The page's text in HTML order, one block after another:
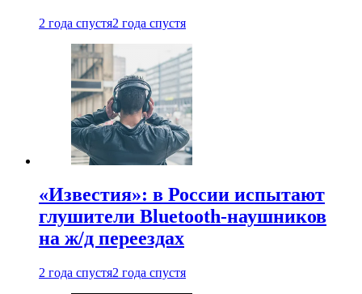
2 года спустя2 года спустя
«Известия»: в России испытают
глушители Bluetooth-наушников
на ж/д переездах
2 года спустя2 года спустя